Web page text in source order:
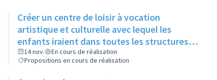
Créer un centre de loisir à vocation
artistique et culturelle avec lequel les
enfants iraient dans toutes les structures
artistiques et culturelles de la ville pour faire
des ateliers et découvrir les différents
métiers de l'art
14 nov.
En cours de réalisation
Propositions en cours de réalisation